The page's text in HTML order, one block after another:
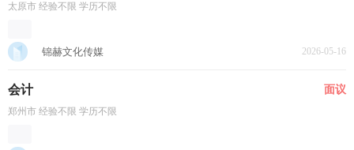
太原市 经验不限 学历不限
锦赫文化传媒 2026-05-16
会计 面议
郑州市 经验不限 学历不限